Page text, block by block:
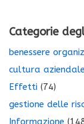
Categorie
benessere
cultura aziendale
Effetti (74)
gestione delle
Informazione